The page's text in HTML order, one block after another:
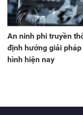
An ninh phi truyền
định hướng giải
hình hiện nay